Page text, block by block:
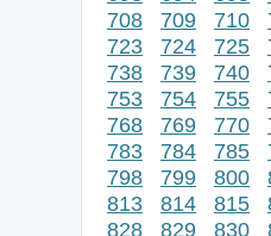
708
709 710
723
724 725
738
739 740
753
754 755
768
769 770
783
784 785
798
799 800
813
814 815
828
829 830